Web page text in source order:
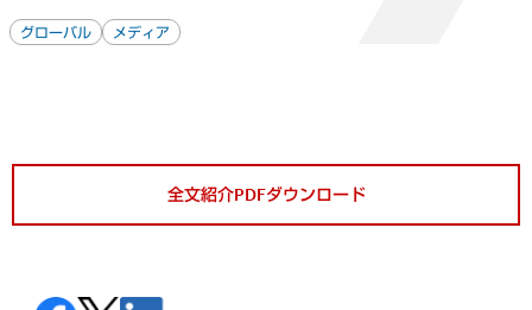
グローバル メディア
全文紹介PDFダウンロード